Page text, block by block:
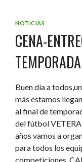
NOTICIAS
CENA-
Buen día a
más estamos
al final de
del fútbol
años vamos a
para todos los
competiciones,